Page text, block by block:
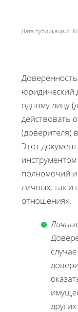
Дата публикации:
юридический
одному лицу
действовать
(доверителя)
Этот
полномочий и
личных, так и
отношениях.